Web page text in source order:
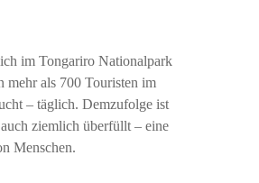
im Tongariro Nationalpark
mehr als 700 Touristen im
– täglich. Demzufolge ist
ziemlich überfüllt – eine
Menschen.